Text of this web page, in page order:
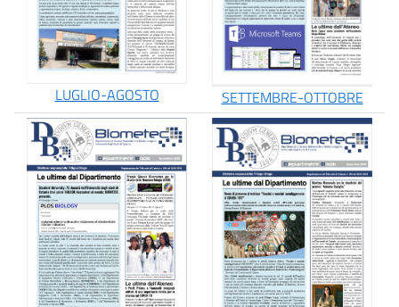
LUGLIO-AGOSTO SETTEMBRE-OTTOBRE